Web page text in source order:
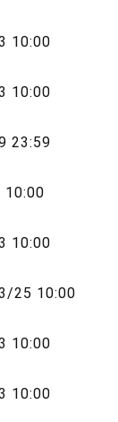
10:00
10:00
23:59
10:00
25 10:00
10:00
10:00